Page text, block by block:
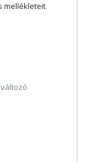
mellékleteit
változó